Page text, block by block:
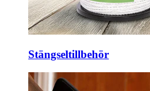
Stängseltillbehör